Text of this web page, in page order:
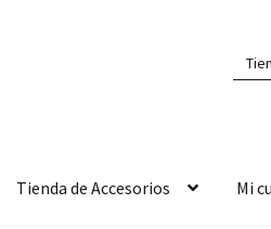
Tienda de Accesorios Mi